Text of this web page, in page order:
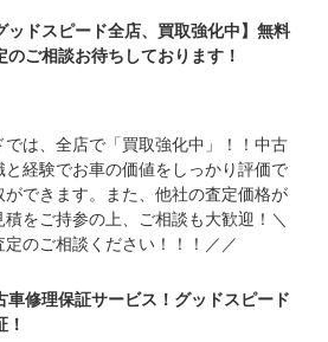
ヶ月または法定24ヶ月点検整備付
車検整備付の場合は法定24ヶ月点検整備付
月または12ヶ月点検整備付
場完備。陸運支局に代わって車検（検査）を
工場に持っています。国家資格整備士常駐、
います。
ッドスピード全店、買取強化中】無料
のご相談お待ちしております！
は、全店で「買取強化中」！！中古
経験でお車の価値をしっかり評価で
ができます。また、他社の査定価格が
をご持参の上、ご相談も大歓迎！＼
のご相談ください！！！／／
車修理保証サービス！グッドスピード
！